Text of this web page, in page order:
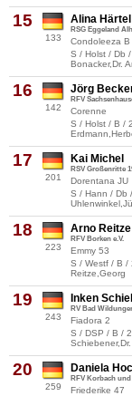
15
133
Alina Härtel
RSG Eggeland
Condoleeza B
S / Holst / Db
Bonacker,Dr.
16
142
Jörg
RFV
Corenne
S / Holst / B /
17
201
Kai Michel
RSV Großenritte
Dorentana JU
S / Hann / Db
18
223
Arno Reitze
RFV Borken e.V.
Emmy 53
S / Westf / B /
Reitze,Georg
19
243
Inken
RV Bad
Fiadora 2
S / DSP / B /
20
259
Daniela
RFV Korbach
Friederike 47